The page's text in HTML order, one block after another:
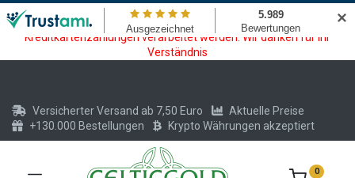
Wartungsarbeiten am Kreditkarten und Krypto Bezahlmodul. In der
Zeit vom 20.07. - 09.08.2026 können keine Krypto oder
Kreditkartenzahlungen verarbeitet werden. Wir danken für Ihr
Verständnis
Versicherter Versand ab 7,50 Euro
Aktuelle Preise
+130.000 Bestellungen
Krypto Währungen akzeptiert
0
✕